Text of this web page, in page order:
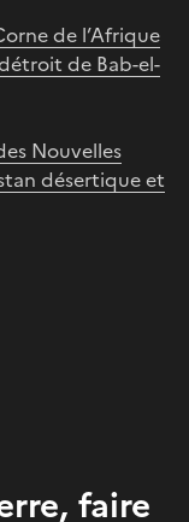
de l’Afrique
de Bab-el-
Nouvelles
désertique et
faire